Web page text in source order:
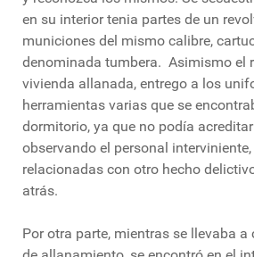
en su interior tenia partes de un
municiones del mismo calibre,
denominada tumbera. Asimismo el
vivienda allanada, entrego a los
herramientas varias que se
dormitorio, ya que no podía
observando el personal
relacionadas con otro hecho
atrás.
Por otra parte, mientras se llevaba